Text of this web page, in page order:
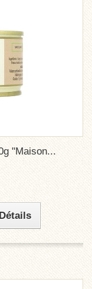
"Maison...
Détails